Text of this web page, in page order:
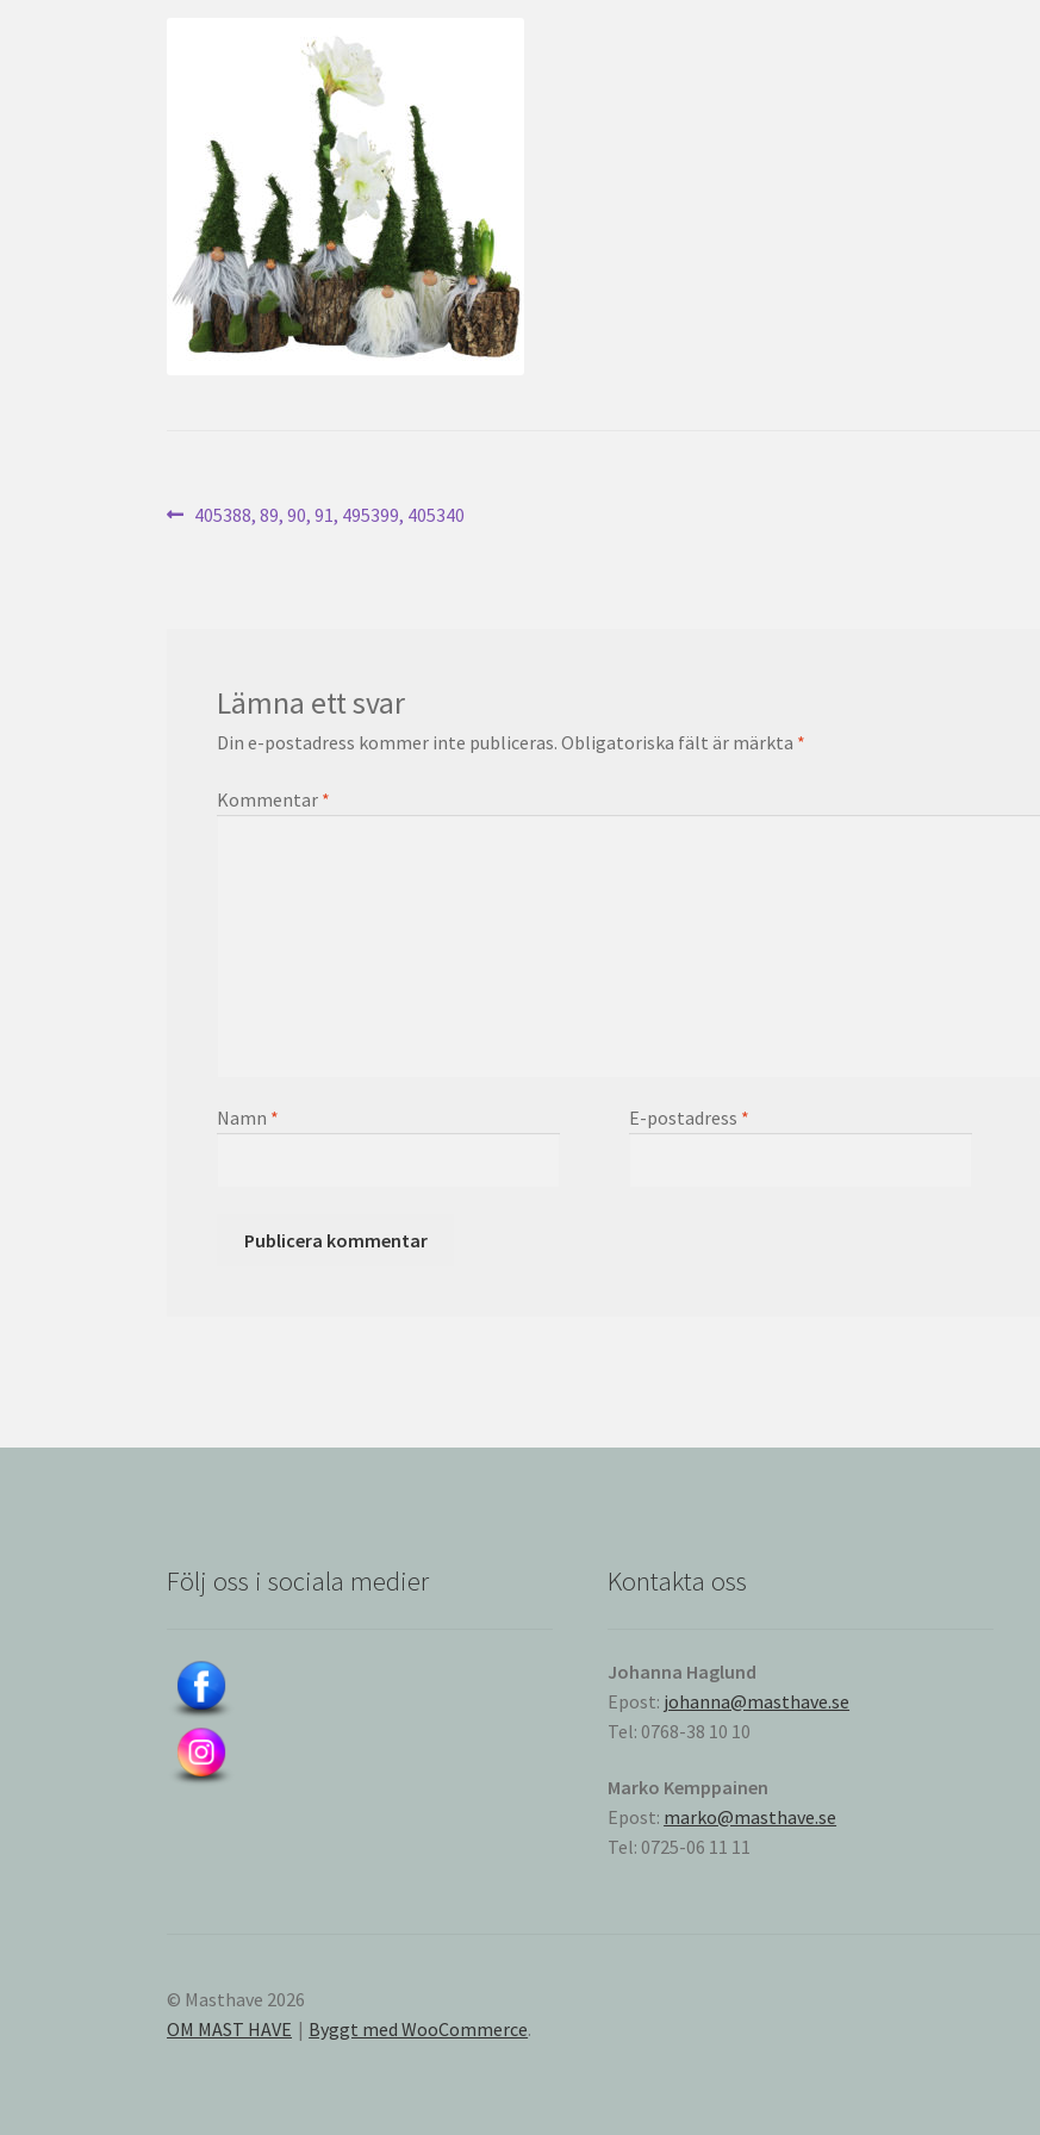
Inläggsnavigering
Föregående
405388, 89, 90, 91, 495399, 405340
Lämna ett svar
Din e-postadress kommer inte publiceras. Obligatoriska fält är märkta *
Kommentar *
Namn * E-postadress *
Följ oss i sociala medier Kontakta oss
Johanna Haglund
Epost: johanna@masthave.se
Tel: 0768-38 10 10
Marko Kemppainen
Epost: marko@masthave.se
Tel: 0725-06 11 11
© Masthave 2026
OM MAST HAVE
Byggt med WooCommerce.